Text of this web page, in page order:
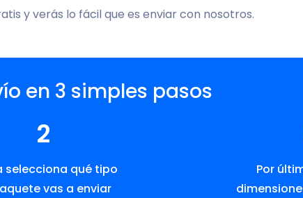
y verás lo fácil que es enviar con nosotros.
en 3 simples pasos
2
selecciona qué tipo
vas a enviar
Por